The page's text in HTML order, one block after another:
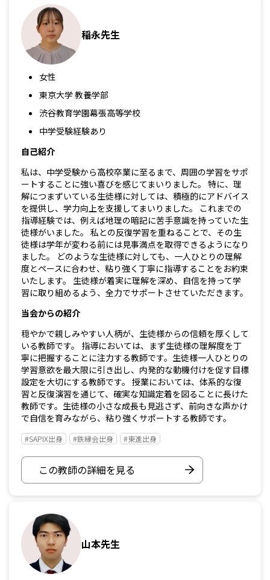
稲永先生
女性
東京大学 教養学部
渋谷教育学園幕張高等学校
中学受験経験あり
自己紹介
私は、中学受験から高校卒業に至るまで、周囲の学習をサポ
ートすることに強い喜びを感じてまいりました。 特に、理
解につまずいている生徒様に対しては、積極的にアドバイス
を提供し、学力向上を支援してまいりました。 これまでの
指導経験では、例えば地理の暗記に苦手意識を持っていた生
徒様がいました。 私との反復学習を重ねることで、その生
徒様は学年が変わる前には見事満点を取得できるようになり
ました。 どのような生徒様に対しても、一人ひとりの理解
度とペースに合わせ、粘り強く丁寧に指導することをお約束
いたします。 生徒様が着実に理解を深め、自信を持って学
習に取り組めるよう、全力でサポートさせていただきます。
当会からの紹介
穏やかで親しみやすい人柄が、生徒様からの信頼を厚くして
いる教師です。 指導においては、まず生徒様の理解度を丁
寧に把握することに注力する教師です。生徒様一人ひとりの
学習意欲を最大限に引き出し、内発的な動機付けを促す目標
設定を大切にする教師です。 授業においては、体系的な復
習と反復演習を通じて、確実な知識定着を図ることに長けた
教師です。生徒様の小さな成長も見逃さず、前向きな声かけ
で自信を育みながら、粘り強くサポートする教師です。
#SAPIX出身 #鉄縁会出身 #東進出身
この教師の詳細を見る
山本先生